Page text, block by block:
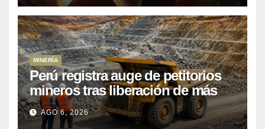
MINERÍA
Perú registra auge de petitorios
mineros tras liberación de más
de mil concesiones para explorar
cobre y oro
AGO 6, 2026